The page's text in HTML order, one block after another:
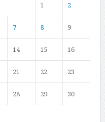
1 2
7 8 9
14 15 16
21 22 23
28 29 30